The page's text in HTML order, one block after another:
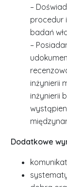
–
procedur
badań
–
inżynierii
inżynierii
Dodatkowe